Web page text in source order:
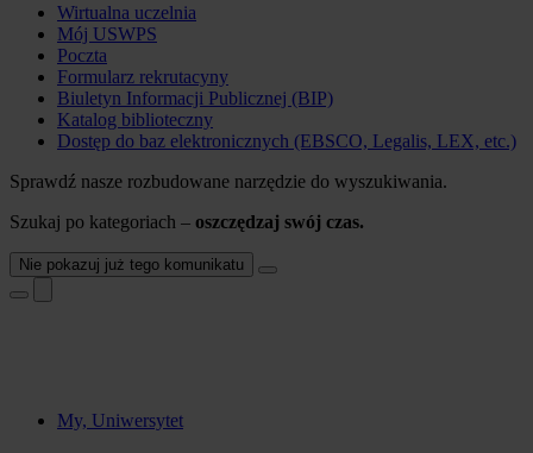
Wirtualna uczelnia
Mój USWPS
Poczta
Formularz rekrutacyny
Biuletyn Informacji Publicznej (BIP)
Katalog biblioteczny
Dostęp do baz elektronicznych (EBSCO, Legalis, LEX, etc.)
Sprawdź nasze rozbudowane narzędzie do wyszukiwania.
Szukaj po kategoriach – oszczędzaj swój czas.
Nie pokazuj już tego komunikatu
My, Uniwersytet